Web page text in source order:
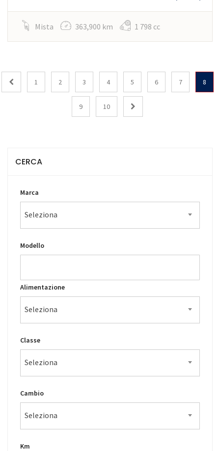
Mista 363,900 km 1 798 cc
1 2 3 4 5 6 7 8
9 10
CERCA
Marca
Seleziona
Modello
Alimentazione
Seleziona
Classe
Seleziona
Cambio
Seleziona
Km